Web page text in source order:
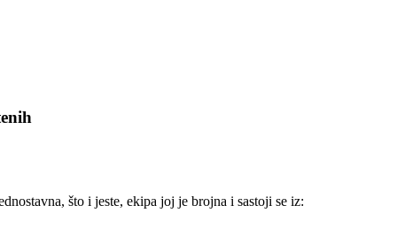
što i jeste, ekipa joj je brojna i sastoji se iz: